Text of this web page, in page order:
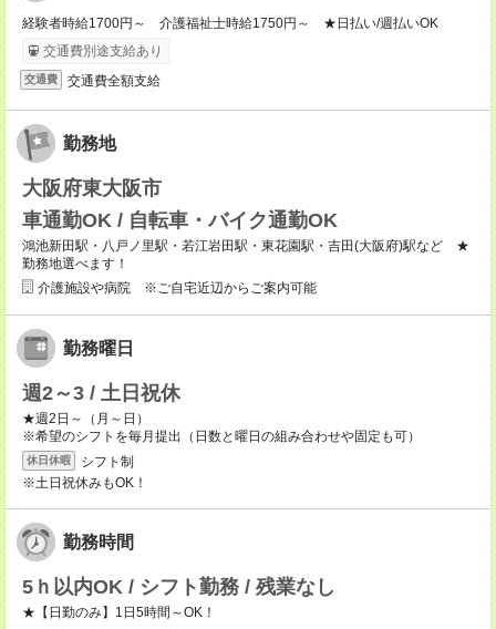
経験者時給1700円～ 介護福祉士時給1750円～ ★日払い/週払いOK
交通費別途支給あり
交通費 交通費全額支給
勤務地
大阪府東大阪市
車通勤OK / 自転車・バイク通勤OK
鴻池新田駅・八戸ノ里駅・若江岩田駅・東花園駅・吉田(大阪府)駅など ★
勤務地選べます！
介護施設や病院 ※ご自宅近辺からご案内可能
勤務曜日
週2～3 / 土日祝休
★週2日～（月～日）
※希望のシフトを毎月提出（日数と曜日の組み合わせや固定も可）
休日休暇
シフト制
※土日祝休みもOK！
勤務時間
5ｈ以内OK / シフト勤務 / 残業なし
★【日勤のみ】1日5時間～OK！